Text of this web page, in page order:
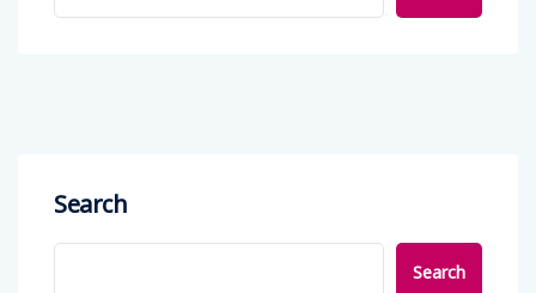
Search
Search